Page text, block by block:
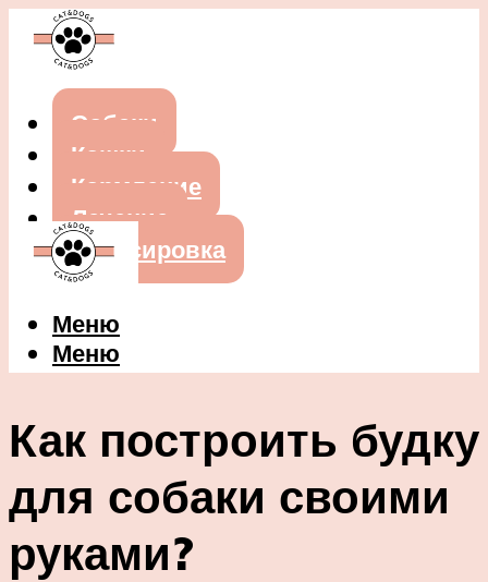
Собаки
Кошки
Кормление
Лечение
Дрессировка
Меню
Меню
Как построить будку
для собаки своими
руками?